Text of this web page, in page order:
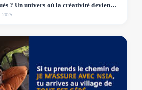
? Un univers où la créativité devient
2025